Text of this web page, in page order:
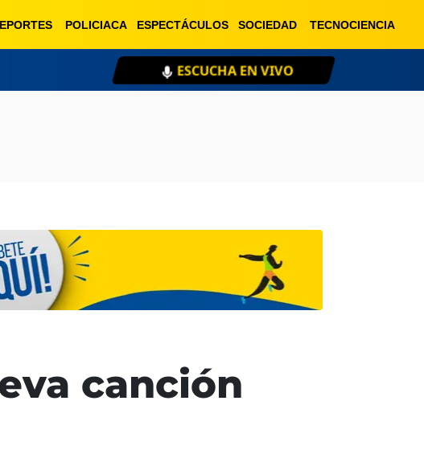
POLICIACA ESPECTÁCULOS SOCIEDAD TECNOCIENCIA
ESCUCHA EN VIVO
canción